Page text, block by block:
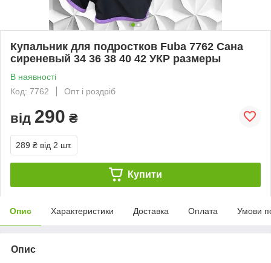
Купальник для подростков Fuba 7762 Сана
сиреневый 34 36 38 40 42 УКР размеры
В наявності
Код: 7762
Опт і роздріб
від 290 ₴
289 ₴ від 2 шт.
Купити
Опис Характеристики Доставка Оплата Умови
Опис